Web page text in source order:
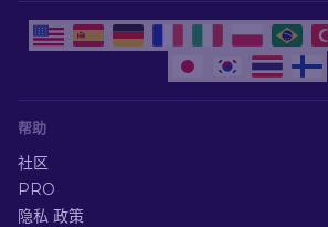
帮助
社区
PRO
隐私 政策